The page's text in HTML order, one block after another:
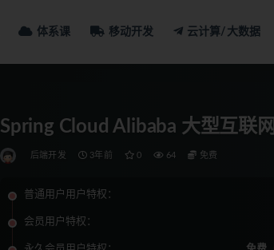
体系课 移动开发 云计算/大数据
Spring Cloud Alibaba 大型互联
后端开发 3年前 0 64 免费
普通用户用户特权：
会员用户特权：